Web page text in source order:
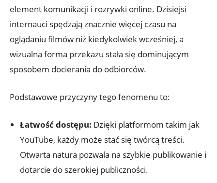
element komunikacji i rozrywki online. Dzisiejsi
internauci spędzają znacznie więcej czasu na
oglądaniu filmów niż kiedykolwiek wcześniej, a
wizualna forma przekazu stała się dominującym
sposobem docierania do odbiorców.
Podstawowe przyczyny tego fenomenu to:
Łatwość dostępu: Dzięki platformom takim jak
YouTube, każdy może stać się twórcą treści.
Otwarta natura pozwala na szybkie publikowanie i
dotarcie do szerokiej publiczności.